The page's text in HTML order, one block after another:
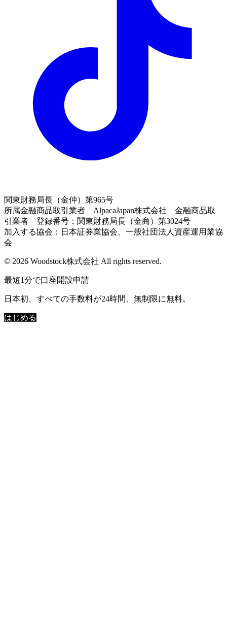
関東財務局長（金仲）第965号
所属金融商品取引業者 AlpacaJapan株式会社 金融商品取
引業者 登録番号：関東財務局長（金商）第3024号
加入する協会：日本証券業協会、一般社団法人資産運用業協
会
© 2026 Woodstock株式会社 All rights reserved.
最短1分で口座開設申請
日本初、すべての手数料が24時間、無制限に無料。
はじめる